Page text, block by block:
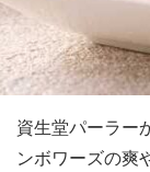
資生堂パーラー
ンボワーズの爽